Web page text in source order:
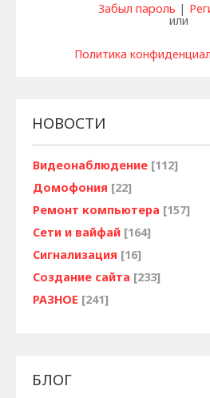
Забыл пароль |
или
Политика
НОВОСТИ
Видеонаблюдение [112]
Домофония [22]
Ремонт компьютера [157]
Сети и вайфай [164]
Сигнализация [16]
Создание сайта [233]
РАЗНОЕ [241]
БЛОГ